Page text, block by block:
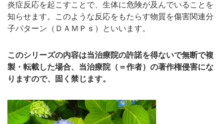
炎症反応を起こすことで、生体に危険が及んでいることを
知らせます。このような反応をもたらす物質を傷害関連分
子パターン（ＤＡＭＰｓ）といいます。
このシリーズの内容は当治療院の許諾を得ないで無断で複
製・転載した場合、当治療院（＝作者）の著作権侵害にな
りますので、固く禁じます。